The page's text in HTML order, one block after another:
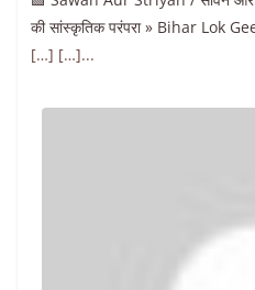
की सांस्कृतिक परंपरा » Bihar Lok
[…] […]...